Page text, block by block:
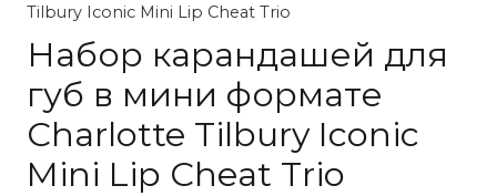
Tilbury Iconic Mini Lip Cheat Trio
Набор карандашей для
губ в мини формате
Charlotte Tilbury Iconic
Mini Lip Cheat Trio